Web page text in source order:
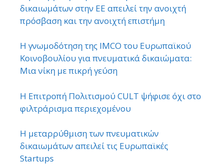
δικαιωμάτων στην ΕΕ απειλεί την ανοιχτή
πρόσβαση και την ανοιχτή επιστήμη
Η γνωμοδότηση της IMCO του Ευρωπαϊκού
Κοινοβουλίου για πνευματικά δικαιώματα:
Μια νίκη με πικρή γεύση
Η Επιτροπή Πολιτισμού CULT ψήφισε όχι στο
φιλτράρισμα περιεχομένου
Η μεταρρύθμιση των πνευματικών
δικαιωμάτων απειλεί τις Ευρωπαϊκές
Startups